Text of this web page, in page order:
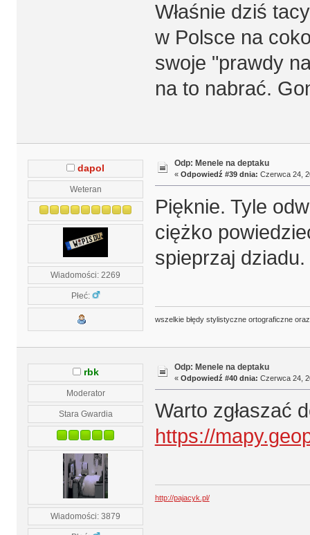
Właśnie dziś
w Polsce na
swoje "prawdy
na to nabrać.
dapol
Weteran
Wiadomości: 2269
Płeć:
Odp: Menele na deptaku
« Odpowiedź #39 dnia: Czerwca 24,
Pięknie. Tyle
ciężko
spieprzaj dziadu.
wszelkie błędy stylistyczne ortograficzne
rbk
Moderator
Stara Gwardia
Wiadomości: 3879
Odp: Menele na deptaku
« Odpowiedź #40 dnia: Czerwca 24,
Warto zgłaszać
https://
http://pajacyk.pl/